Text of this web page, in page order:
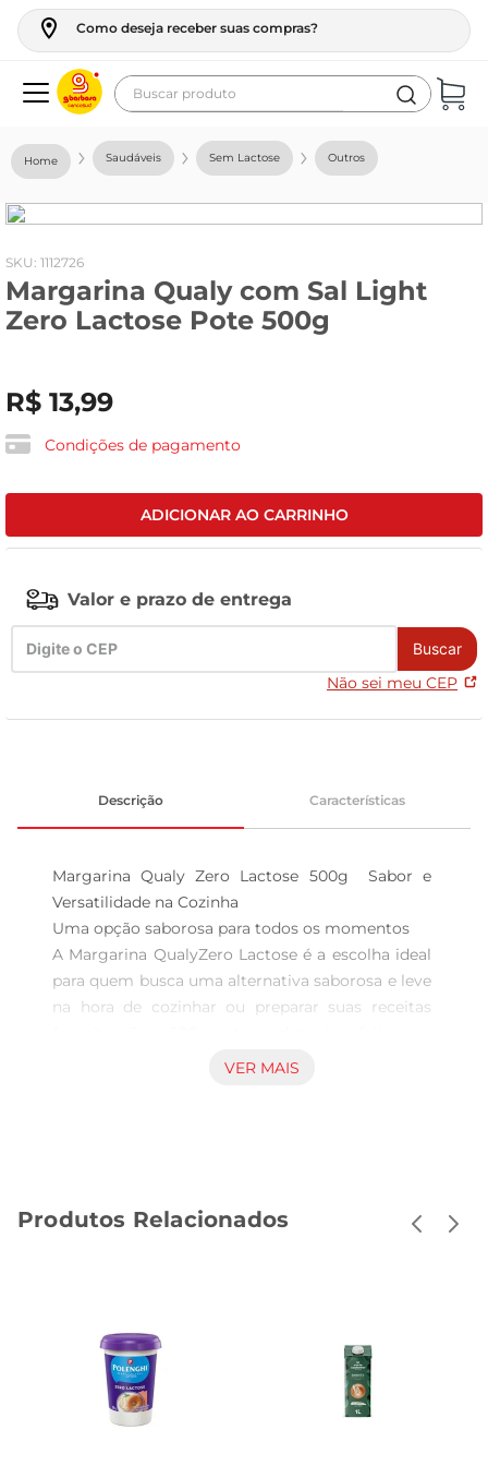
Como deseja receber suas compras?
Buscar produto
Saudáveis Sem Lactose Outros
: 1112726
Margarina Qualy com Sal Light
Zero Lactose Pote 500g
R$ 13,99
Condições de pagamento
ADICIONAR AO CARRINHO
Valor e prazo de entrega
Buscar
Não sei meu CEP
Descrição Características
Margarina Qualy Zero Lactose 500g  Sabor e
Versatilidade na Cozinha
Uma opção saborosa para todos os momentos
A Margarina QualyZero Lactose é a escolha ideal
para quem busca uma alternativa saborosa e leve
na hora de cozinhar ou preparar suas receitas
o dia a dia, proporcionando um toque especial
Com uma textura cremosa, a Margarina Qualy
perfeitamente, garantindo quecada refeição
tenha um sabor inconfundível. Sua consistência
permite que seja utilizada tanto em receitas frias
quanto quentes, oferecendo versatilidade na
VER MAIS
Produtos Relacionados
geladeira
fogao
café
cerveja
leite
vinho